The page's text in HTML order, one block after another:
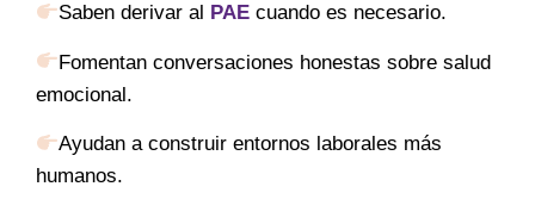
Saben derivar al PAE cuando es necesario.
Fomentan conversaciones honestas sobre salud
emocional.
Ayudan a construir entornos laborales más
humanos.